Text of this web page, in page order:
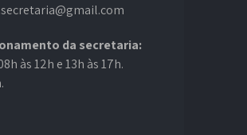
da secretaria:
às 12h e 13h às 17h.